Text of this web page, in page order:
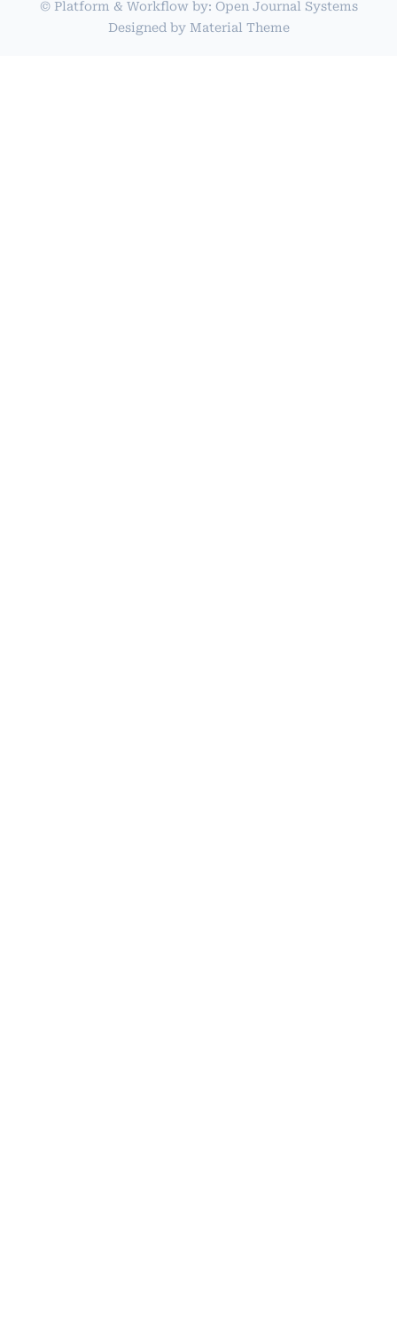
© Platform & Workflow by: Open Journal Systems
Designed by Material Theme